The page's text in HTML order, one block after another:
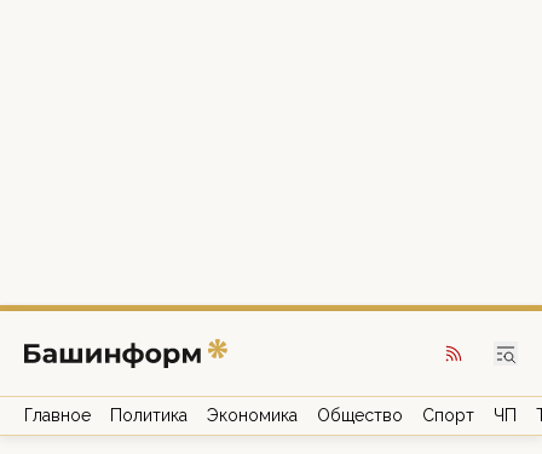
Главное Политика Экономика Общество Спорт ЧП